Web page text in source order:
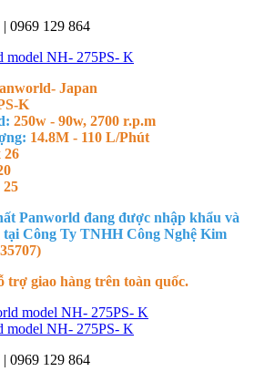
0969 129 864
model NH- 275PS- K
Japan
K
250w - 90w, 2700 r.p.m
14.8M - 110 L/Phút
26
25
Panworld đang được nhập khẩu và
Công Ty TNHH Công Nghệ Kim
trợ giao hàng trên toàn quốc.
model NH- 275PS- K
0969 129 864